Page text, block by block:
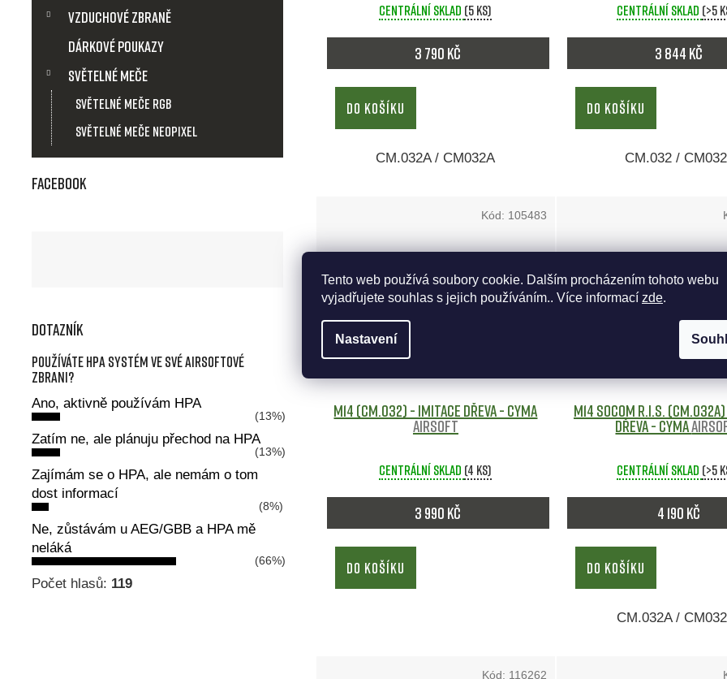
Tento web používá soubory cookie. Dalším procházením tohoto webu
vyjadřujete souhlas s jejich používáním.. Více informací zde.
Nastavení
Vzduchové zbraně
Dárkové poukazy
Světelné meče
Světelné meče RGB
Světelné meče Neopixel
Facebook
Dotazník
Používáte HPA systém ve své airsoftové
zbrani?
Ano, aktivně používám HPA
(13%)
Zatím ne, ale plánuju přechod na HPA
(13%)
Zajímám se o HPA, ale nemám o tom
dost informací
(8%)
Ne, zůstávám u AEG/GBB a HPA mě
neláká
(66%)
Počet hlasů: 119
Centrální sklad (5 ks)
3 790 Kč
DO KOŠÍKU
CM.032A / CM032A
Centrální sklad (>5
3 844 Kč
DO KOŠÍKU
CM.032 / CM032
M14 (CM.032) - imitace dřeva - CYMA
Airsoft
Centrální sklad (4 ks)
3 990 Kč
DO KOŠÍKU
Kód: 105483
M14 Socom R.I.S.
dřeva - CYMA
Centrální sklad (>5
4 190 Kč
DO KOŠÍKU
CM.032A /
Kód: 116262